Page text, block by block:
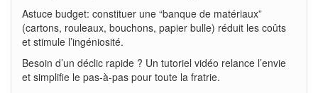
Astuce budget: constituer une “banque de matériaux”
(cartons, rouleaux, bouchons, papier bulle) réduit les coûts
et stimule l’ingéniosité.
Besoin d’un déclic rapide ? Un tutoriel vidéo relance l’envie
et simplifie le pas-à-pas pour toute la fratrie.